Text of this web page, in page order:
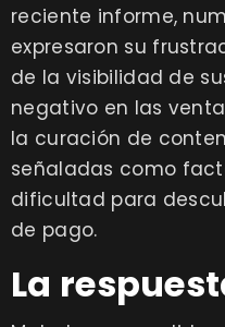
reciente informe,
expresaron su
de la visibilidad de
negativo en las
la curación de
señaladas como
dificultad para
de pago.
La